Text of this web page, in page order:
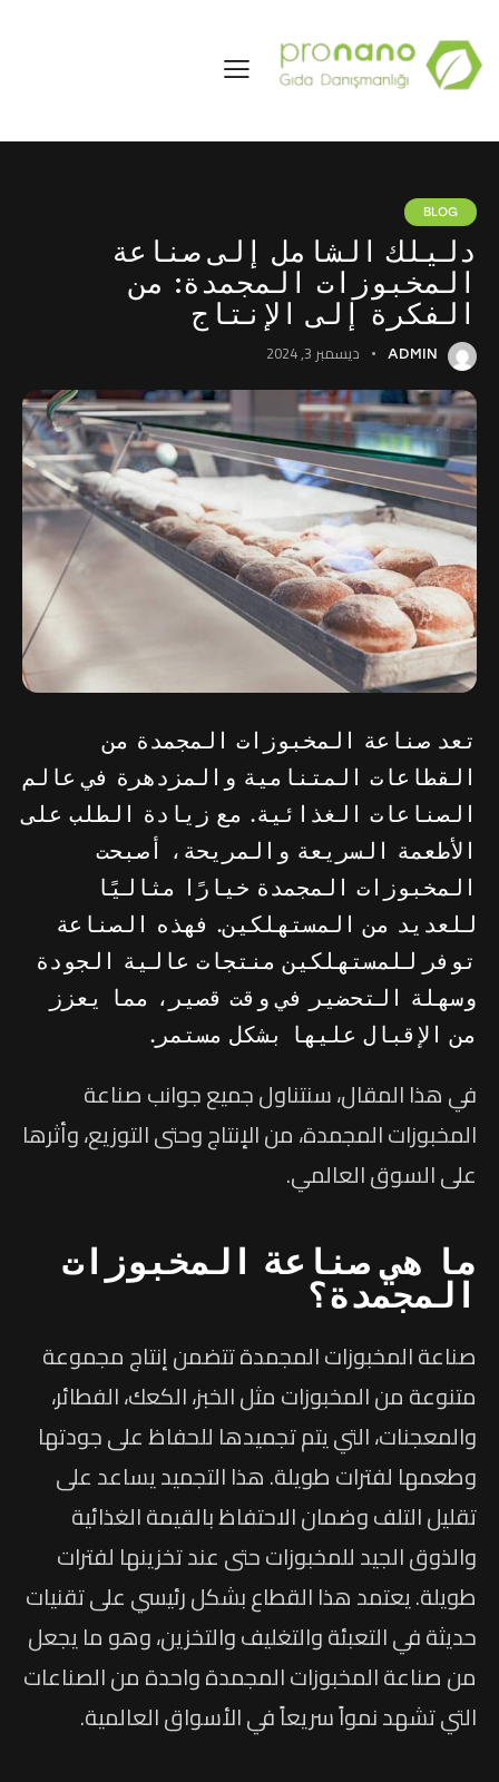
BLOG
دليلك الشامل إلى صناعة
المخبوزات المجمدة: من
الفكرة إلى الإنتاج
ADMIN ديسمبر 3, 2024
تعد صناعة المخبوزات المجمدة من
القطاعات المتنامية والمزدهرة في عالم
الصناعات الغذائية. مع زيادة الطلب على
الأطعمة السريعة والمريحة، أصبحت
المخبوزات المجمدة خيارًا مثاليًا
للعديد من المستهلكين. فهذه الصناعة
توفر للمستهلكين منتجات عالية الجودة
وسهلة التحضير في وقت قصير، مما يعزز
من الإقبال عليها بشكل مستمر.
في هذا المقال، سنتناول جميع جوانب صناعة
المخبوزات المجمدة، من الإنتاج وحتى التوزيع، وأثرها
على السوق العالمي.
ما هي صناعة المخبوزات
المجمدة؟
صناعة المخبوزات المجمدة تتضمن إنتاج مجموعة
متنوعة من المخبوزات مثل الخبز، الكعك، الفطائر،
والمعجنات، التي يتم تجميدها للحفاظ على جودتها
وطعمها لفترات طويلة. هذا التجميد يساعد على
تقليل التلف وضمان الاحتفاظ بالقيمة الغذائية
والذوق الجيد للمخبوزات حتى عند تخزينها لفترات
طويلة. يعتمد هذا القطاع بشكل رئيسي على تقنيات
حديثة في التعبئة والتغليف والتخزين، وهو ما يجعل
من صناعة المخبوزات المجمدة واحدة من الصناعات
التي تشهد نمواً سريعاً في الأسواق العالمية.